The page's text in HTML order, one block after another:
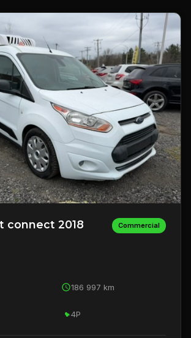
connect 2018
Commercial
186 997 km
4P